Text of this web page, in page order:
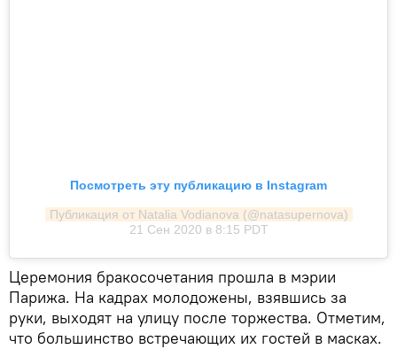
Посмотреть эту публикацию в Instagram
Публикация от Natalia Vodianova (@natasupernova)
21 Сен 2020 в 8:15 PDT
Церемония бракосочетания прошла в мэрии
Парижа. На кадрах молодожены, взявшись за
руки, выходят на улицу после торжества. Отметим,
что большинство встречающих их гостей в масках.